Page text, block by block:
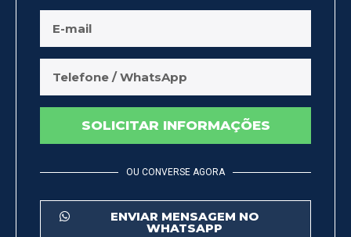
SOLICITAR INFORMAÇÕES
OU CONVERSE AGORA
ENVIAR MENSAGEM NO
WHATSAPP